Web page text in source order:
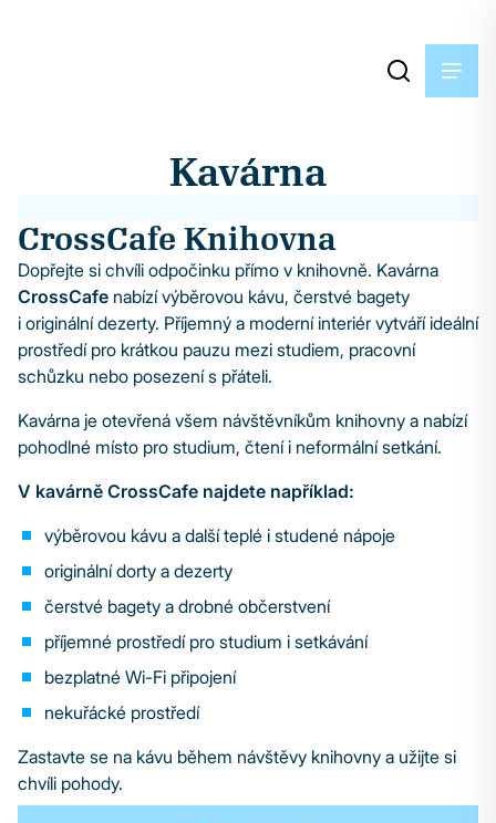
Kavárna
CrossCafe Knihovna
Dopřejte si chvíli odpočinku přímo v knihovně. Kavárna
CrossCafe nabízí výběrovou kávu, čerstvé bagety
i originální dezerty. Příjemný a moderní interiér vytváří ideální
prostředí pro krátkou pauzu mezi studiem, pracovní
schůzku nebo posezení s přáteli.
Kavárna je otevřená všem návštěvníkům knihovny a nabízí
pohodlné místo pro studium, čtení i neformální setkání.
V kavárně CrossCafe najdete například:
výběrovou kávu a další teplé i studené nápoje
originální dorty a dezerty
čerstvé bagety a drobné občerstvení
příjemné prostředí pro studium i setkávání
bezplatné Wi-Fi připojení
nekuřácké prostředí
Zastavte se na kávu během návštěvy knihovny a užijte si
chvíli pohody.